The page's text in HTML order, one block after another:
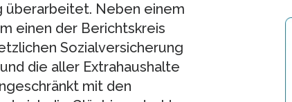
überarbeitet. Neben einem
einen der Berichtskreis
Sozialversicherung
die aller Extrahaushalte
mit den